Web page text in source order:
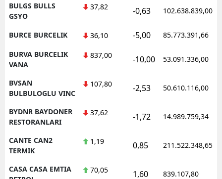
BULGS BULLS
GSYO
37,82 -0,63 102.638.839,00
BURCE BURCELIK 36,10 -5,00 85.773.391,66
BURVA BURCELIK
VANA
837,00 -10,00 53.091.336,00
BVSAN
BULBULOGLU VINC
107,80 -2,53 50.610.116,00
BYDNR BAYDONER
RESTORANLARI
37,62 -1,72 14.989.759,34
CANTE CAN2
TERMIK
1,19 0,85 211.522.348,65
CASA CASA EMTIA
70,05 1,60 839.107,80